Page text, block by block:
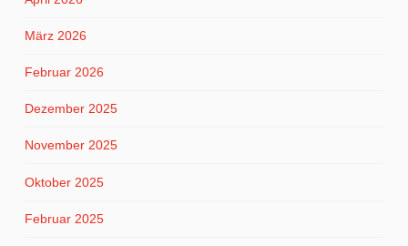
März 2026
Februar 2026
Dezember 2025
November 2025
Oktober 2025
Februar 2025